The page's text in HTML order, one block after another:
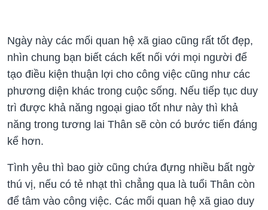
Ngày này các mối quan hệ xã giao cũng rất tốt đẹp,
nhìn chung bạn biết cách kết nối với mọi người để
tạo điều kiện thuận lợi cho công việc cũng như các
phương diện khác trong cuộc sống. Nếu tiếp tục duy
trì được khả năng ngoại giao tốt như này thì khả
năng trong tương lai Thân sẽ còn có bước tiến đáng
kể hơn.
Tình yêu thì bao giờ cũng chứa đựng nhiều bất ngờ
thú vị, nếu có tẻ nhạt thì chẳng qua là tuổi Thân còn
để tâm vào công việc. Các mối quan hệ xã giao duy